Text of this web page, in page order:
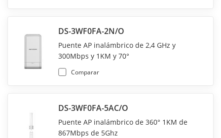
DS-3WF0FA-2N/O
Puente AP inalámbrico de 2,4 GHz y
300Mbps y 1KM y 70°
Comparar
DS-3WF0FA-5AC/O
Puente AP inalámbrico de 360° 1KM de
867Mbps de 5Ghz